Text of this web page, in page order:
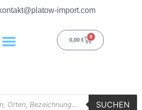
import.com
0,00 €
0
SUCHEN